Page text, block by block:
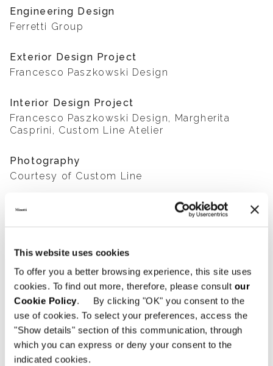
This website uses cookies
To offer you a better browsing experience, this site uses
cookies. To find out more, therefore, please consult our
Cookie Policy. By clicking "OK" you consent to the
use of cookies. To select your preferences, access the
"Show details" section of this communication, through
which you can express or deny your consent to the
indicated cookies.
Engineering Design
Ferretti Group
Exterior Design Project
Francesco Paszkowski Design
Interior Design Project
Francesco Paszkowski Design, Margherita
Casprini, Custom Line Atelier
Photography
Courtesy of Custom Line
View More Yachting Projects